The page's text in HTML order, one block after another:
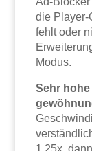
die Player-
fehlt oder
Modus.
Sehr